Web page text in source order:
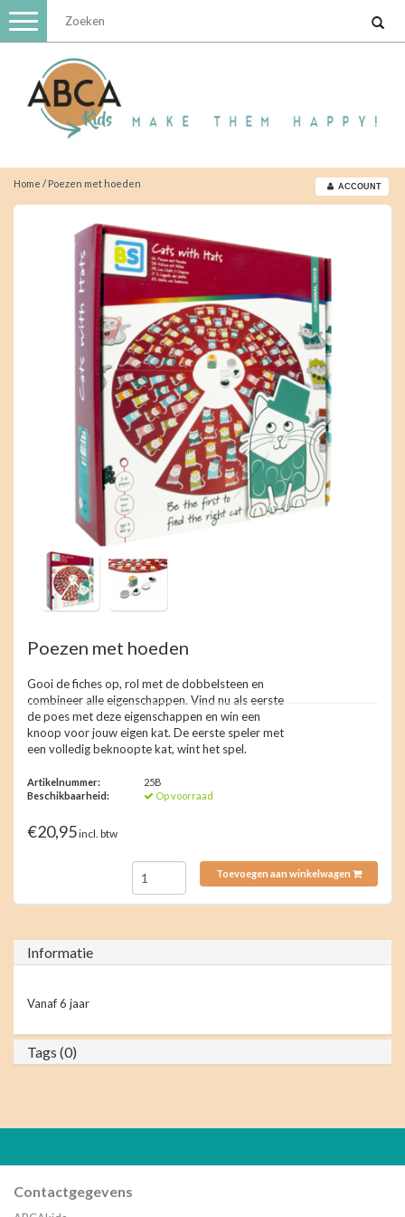
Toggle
navigation
Home / Poezen met hoeden ACCOUNT
Poezen met hoeden
Gooi de fiches op, rol met de dobbelsteen en
combineer alle eigenschappen. Vind nu als eerste
de poes met deze eigenschappen en win een
knoop voor jouw eigen kat. De eerste speler met
een volledig beknoopte kat, wint het spel.
Artikelnummer:
25B
Beschikbaarheid:
Op voorraad
€20,95incl. btw
Toevoegen aan winkelwagen
Informatie
Vanaf 6 jaar
Tags (0)
Contactgegevens